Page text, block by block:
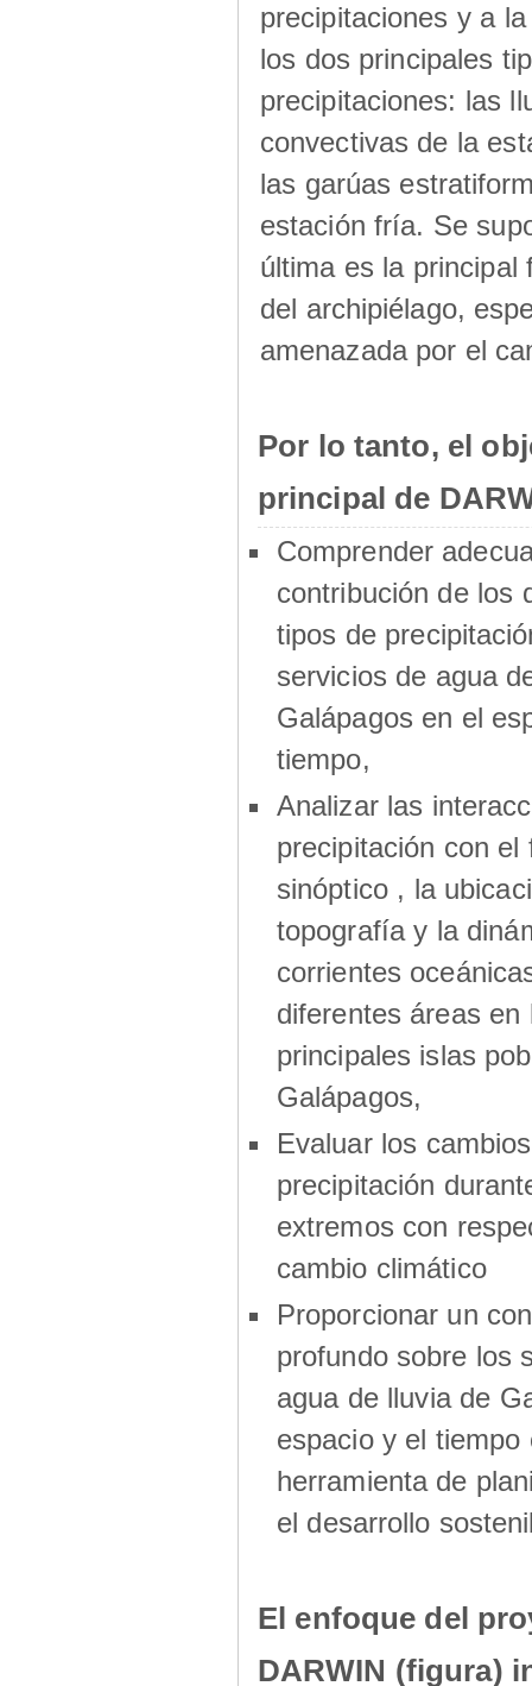
precipitaciones y a
los dos principales
precipitaciones: las
convectivas de la
las garúas
estación fría. Se
última es la principal
del archipiélago,
amenazada por el
Por lo tanto, el
principal de
Comprender
contribución de los
tipos de
servicios de agua
Galápagos en el
tiempo,
Analizar las
precipitación con el
sinóptico , la
topografía y la
corrientes
diferentes áreas en
principales islas
Galápagos,
Evaluar los
precipitación
extremos con
cambio climático
Proporcionar un
profundo sobre los
agua de lluvia de
espacio y el tiempo
herramienta de
el desarrollo
El enfoque del
DARWIN (figura)